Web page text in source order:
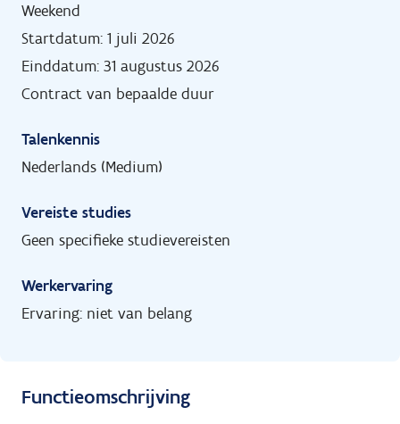
Weekend
Startdatum: 1 juli 2026
Einddatum: 31 augustus 2026
Contract van bepaalde duur
Talenkennis
Nederlands (Medium)
Vereiste studies
Geen specifieke studievereisten
Werkervaring
Ervaring: niet van belang
Functieomschrijving